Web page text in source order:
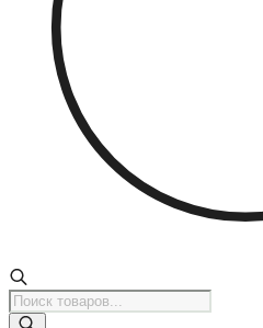
Поиск
товаров